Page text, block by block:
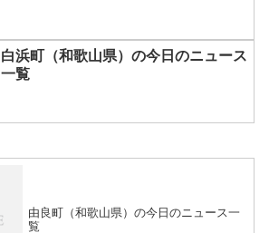
白浜町（和歌山県）の今日のニュース
一覧
由良町（和歌山県）の今日のニュース一
覧